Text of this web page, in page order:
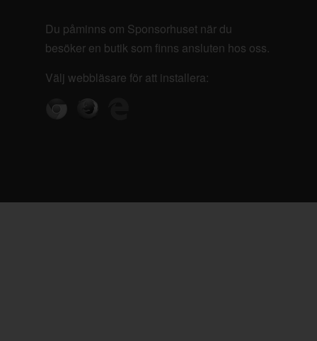
Du påminns om Sponsorhuset när du
besöker en butik som finns ansluten hos oss.
Välj webbläsare för att installera: